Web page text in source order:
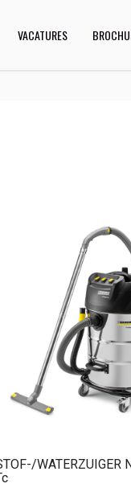
VACATURES
WATERZUIGER